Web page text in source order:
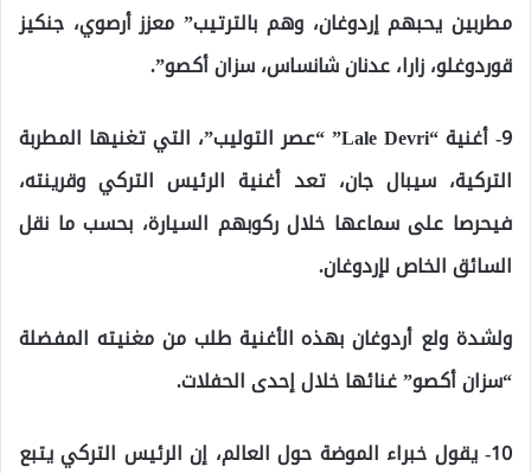
مطربين يحبهم إردوغان، وهم بالترتيب” معزز أرصوي، جنكيز
قوردوغلو، زارا، عدنان شانساس، سزان أكصو”.
9- أغنية “Lale Devri” “عصر التوليب”، التي تغنيها المطربة
التركية، سيبال جان، تعد أغنية الرئيس التركي وقرينته،
فيحرصا على سماعها خلال ركوبهم السيارة، بحسب ما نقل
السائق الخاص لإردوغان.
ولشدة ولع أردوغان بهذه الأغنية طلب من مغنيته المفضلة
“سزان أكصو” غنائها خلال إحدى الحفلات.
10- يقول خبراء الموضة حول العالم، إن الرئيس التركي يتبع